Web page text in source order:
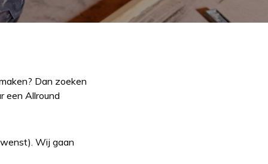
Dan zoeken
een Allround
Wij gaan